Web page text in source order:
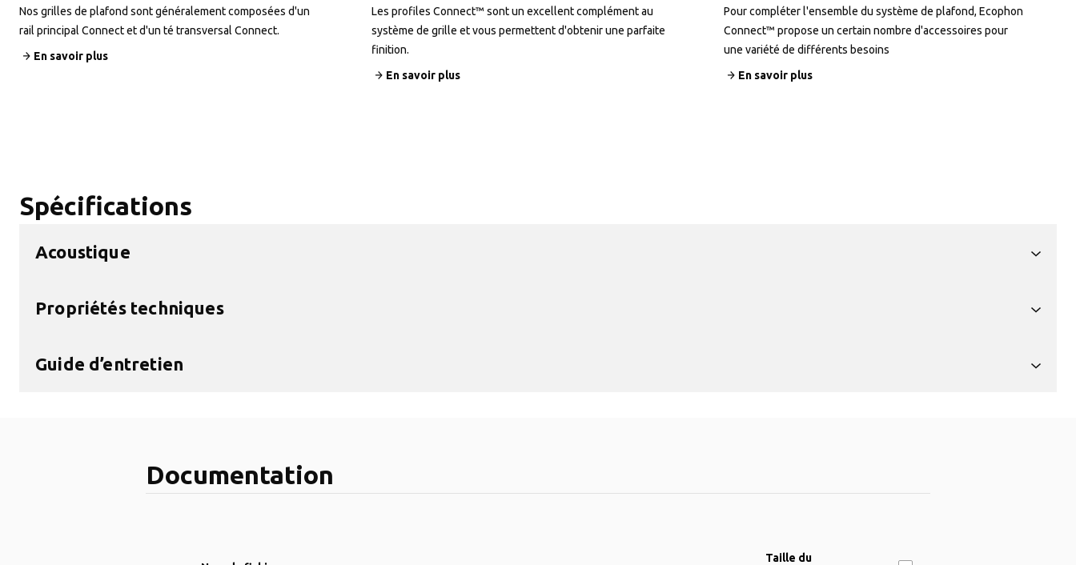
Nos grilles de plafond sont généralement composées d'un
rail principal Connect et d'un té transversal Connect.
En savoir plus
Les profiles Connect™ sont un excellent complément au
système de grille et vous permettent d'obtenir une parfaite
finition.
En savoir plus
Pour compléter l'ensemble du système de plafond, Ecophon
Connect™ propose un certain nombre d'accessoires pour
une variété de différents besoins
En savoir plus
Spécifications
Acoustique
Propriétés techniques
Guide d’entretien
Documentation
Taille du